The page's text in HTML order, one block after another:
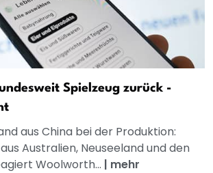
Spielzeug zurück -
aus China bei der Produktion:
Australien, Neuseeland und den
Woolworth... | mehr